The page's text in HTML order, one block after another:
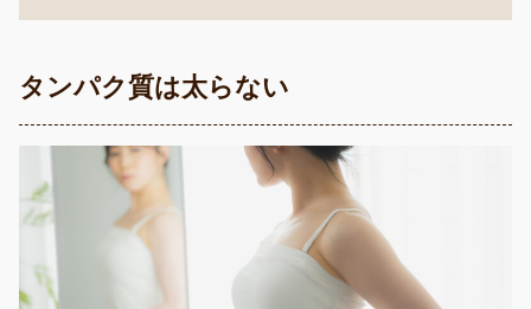
タンパク質は太らない